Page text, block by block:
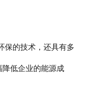
保的技术，还具有多
低企业的能源成